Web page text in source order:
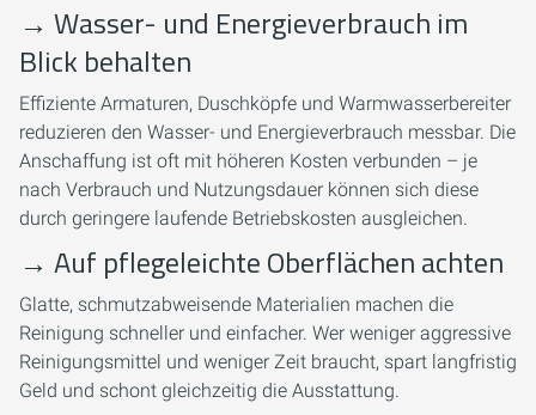
→ Wasser- und Energieverbrauch im
Blick behalten
Effiziente Armaturen, Duschköpfe und Warmwasserbereiter
reduzieren den Wasser- und Energieverbrauch messbar. Die
Anschaffung ist oft mit höheren Kosten verbunden – je
nach Verbrauch und Nutzungsdauer können sich diese
durch geringere laufende Betriebskosten ausgleichen.
→ Auf pflegeleichte Oberflächen achten
Glatte, schmutzabweisende Materialien machen die
Reinigung schneller und einfacher. Wer weniger aggressive
Reinigungsmittel und weniger Zeit braucht, spart langfristig
Geld und schont gleichzeitig die Ausstattung.